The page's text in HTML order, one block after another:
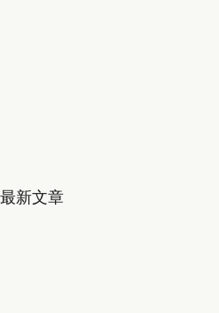
最新文章